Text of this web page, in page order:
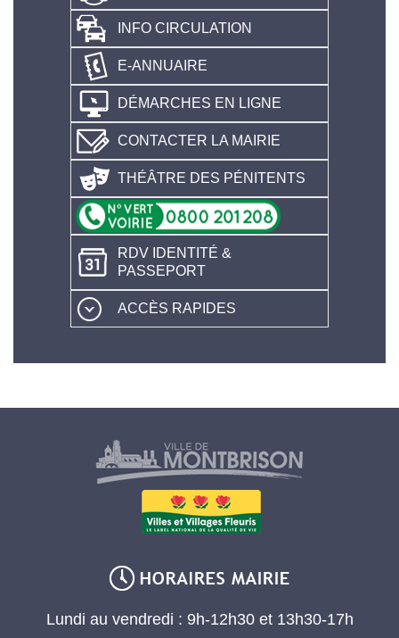
INFO CIRCULATION
E-ANNUAIRE
DÉMARCHES EN LIGNE
CONTACTER LA MAIRIE
THÉÂTRE DES PÉNITENTS
RDV IDENTITÉ &
PASSEPORT
ACCÈS RAPIDES
Lundi au vendredi : 9h-12h30 et 13h30-17h